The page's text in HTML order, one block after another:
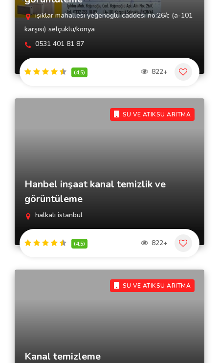
ışıklar mahallesi yeğenoglu caddesi no:26/c (a-101
karşısı) selçuklu/konya
0531 401 81 87
(4.5) 822+
SU VE ATIKSU ARITMA
Hanbel inşaat kanal temizlik ve
görüntüleme
halkalı istanbul
(4.5) 822+
SU VE ATIKSU ARITMA
Kanal temizleme